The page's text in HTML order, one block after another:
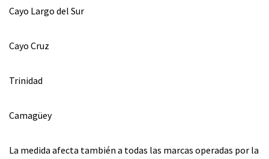
Cayo Largo del Sur
Cayo Cruz
Trinidad
Camagüey
La medida afecta también a todas las marcas operadas por la